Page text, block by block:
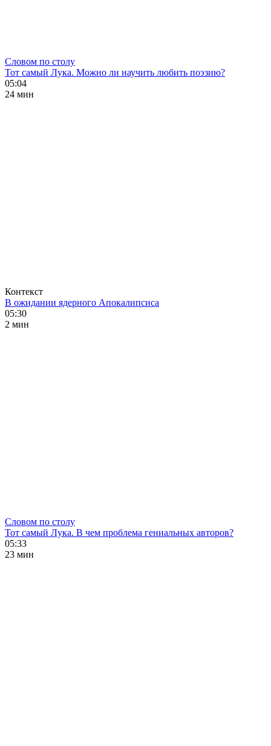
Словом по столу
Тот самый Лука. Можно ли научить любить поэзию?
05:04
24 мин
Контекст
В ожидании ядерного Апокалипсиса
05:30
2 мин
Словом по столу
Тот самый Лука. В чем проблема гениальных авторов?
05:33
23 мин